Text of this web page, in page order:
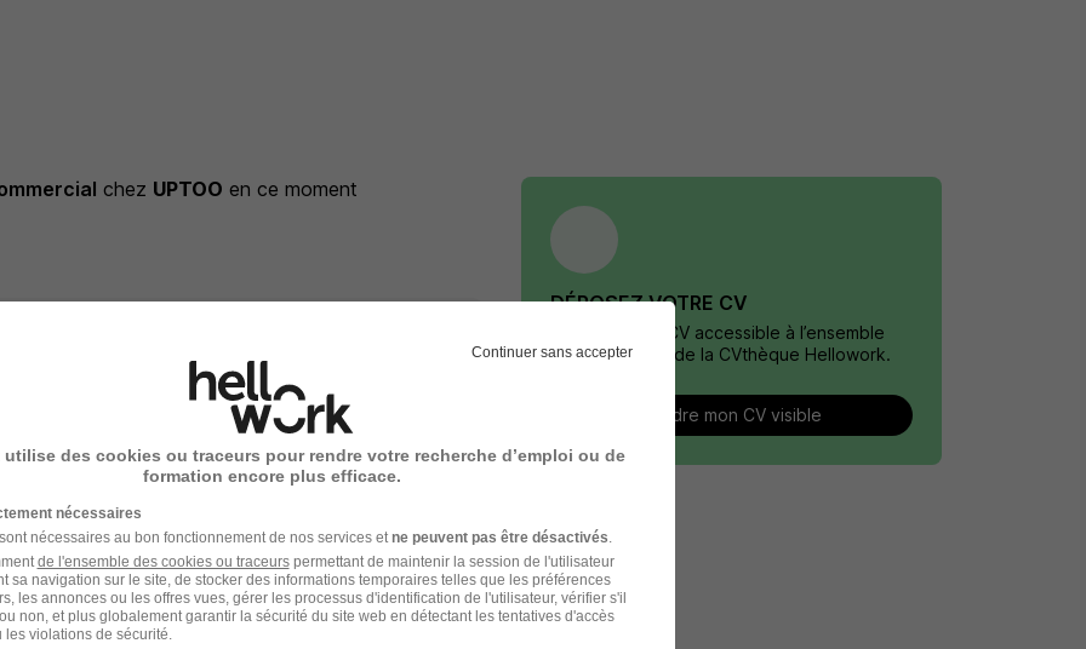
chez UPTOO en ce moment
Entreprise Cadre commercial
DÉPOSEZ VOTRE CV
Rendez votre CV accessible à l’ensemble
des recruteurs de la CVthèque Hellowork.
Rendre mon CV visible
le domaine Commerce
Continuer sans accepter
utilise des cookies ou traceurs pour rendre votre recherche d’emploi ou de
formation encore plus efficace.
nécessaires
nécessaires au bon fonctionnement de nos services etne peuvent pas être désactivés.
de l'ensemble des cookies ou traceurspermettant de maintenir la session de l'utilisateur
sa navigation sur le site, de stocker des informations temporaires telles que les préférences
les annonces ou les offres vues, gérer les processus d'identification de l'utilisateur, vérifier s'il
non, et plus globalement garantir la sécurité du site web en détectant les tentatives d'accès
les violations de sécurité.